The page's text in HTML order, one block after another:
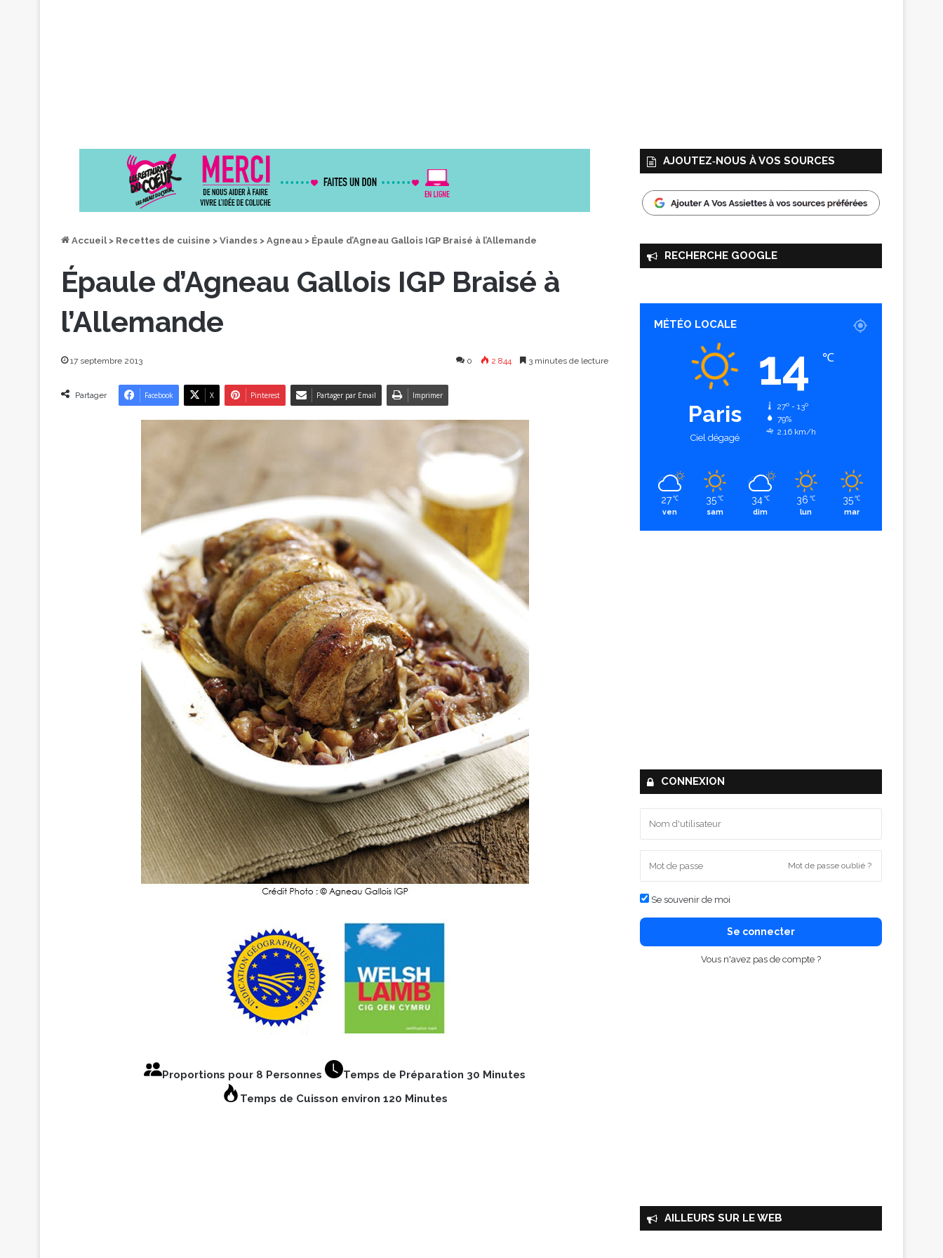
Accueil > Recettes de cuisine > Viandes > Agneau > Épaule d’Agneau Gallois IGP Braisé à l’Allemande
Épaule d’Agneau Gallois IGP Braisé à
l’Allemande
17 septembre 2013 0 2 844 3 minutes de lecture
Partager Facebook X Pinterest Partager par Email Imprimer
Proportions pour 8 Personnes
Temps de Préparation 30 Minutes
Temps de Cuisson environ 120 Minutes
AJOUTEZ‑NOUS À VOS SOURCES
RECHERCHE GOOGLE
MÉTÉO LOCALE
Paris
Ciel dégagé
14 ℃
27º - 13º
79%
2.16 km/h
27 ℃
ven
35 ℃
sam
34 ℃
dim
36 ℃
lun
35 ℃
mar
CONNEXION
Mot de passe oublié ?
Se souvenir de moi
Se connecter
Vous n'avez pas de compte ?
AILLEURS SUR LE WEB